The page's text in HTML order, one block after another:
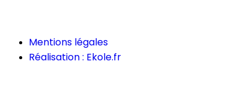
Mentions légales
Réalisation : Ekole.fr